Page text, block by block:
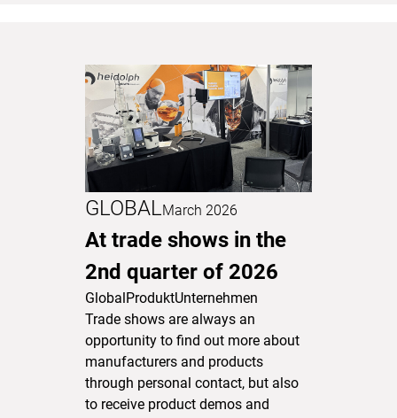
GLOBALMarch 2026
At trade shows in the
2nd quarter of 2026
GlobalProduktUnternehmen
Trade shows are always an
opportunity to find out more about
manufacturers and products
through personal contact, but also
to receive product demos and